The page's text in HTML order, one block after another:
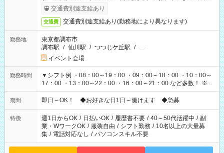
も異なります
交通費別途支給あり
交通費 交通費別途支給あり(勤務地により異なります)
勤務地
東京都調布市
調布駅 / 仙川駅 / つつじケ丘駅 / …
イベント会場
勤務時間
▼シフト例 ・08：00～19：00 ・09：00～18：00 ・10：00～
17：00 ・13：00～22：00 ・16：00～21：00 など多数！ ※お
仕事により勤務時間が異なります
期間 即日～OK！ ◆お好きな日1日～働けます ◆急募
特徴 週1日からOK / 日払いOK / 履歴書不要 / 40～50代活躍中 / 副
業・WワークOK / 服装自由 / シフト勤務 / 10名以上の大量募
集 / 電話対応なし / パソコンスキル不要